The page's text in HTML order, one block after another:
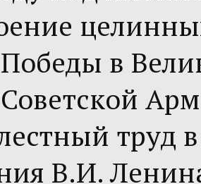
в
труд
В.И.